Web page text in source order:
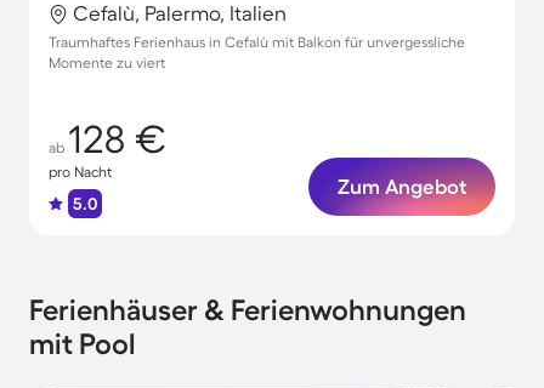
Cefalù, Palermo, Italien
Traumhaftes Ferienhaus in Cefalù mit Balkon für unvergessliche
Momente zu viert
ab 128 €
pro Nacht
5.0
Zum Angebot
Ferienhäuser & Ferienwohnungen
mit Pool